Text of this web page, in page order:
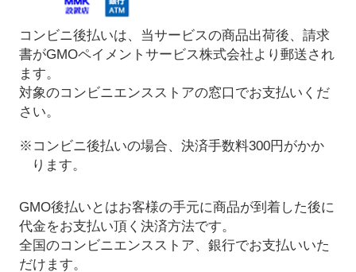
コンビニ後払いは、当サービスの商品出荷後、請求
書がGMOペイメントサービス株式会社より郵送され
ます。
対象のコンビニエンスストアの窓口でお支払いくだ
さい。
※コンビニ後払いの場合、決済手数料300円がかか
ります。
GMO後払いとはお客様の手元に商品が到着した後に
代金をお支払い頂く決済方法です。
全国のコンビニエンスストア、銀行でお支払いいた
だけます。